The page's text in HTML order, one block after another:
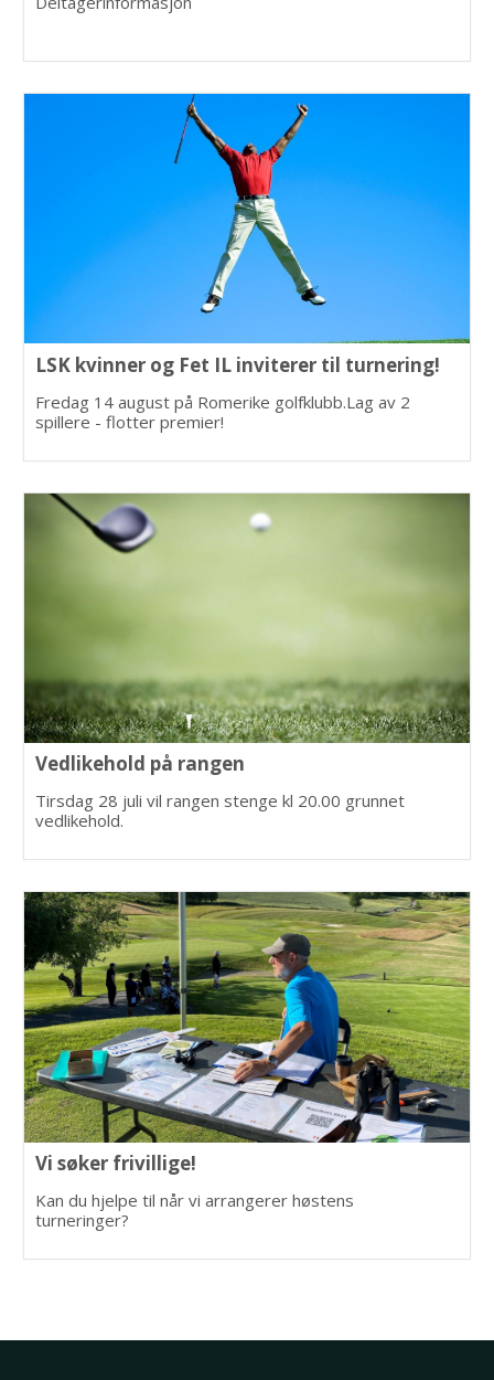
LSK kvinner og Fet IL inviterer til turnering!
Fredag 14 august på Romerike golfklubb.Lag av 2
spillere - flotter premier!
Vedlikehold på rangen
Tirsdag 28 juli vil rangen stenge kl 20.00 grunnet
vedlikehold.
Vi søker frivillige!
Kan du hjelpe til når vi arrangerer høstens
turneringer?